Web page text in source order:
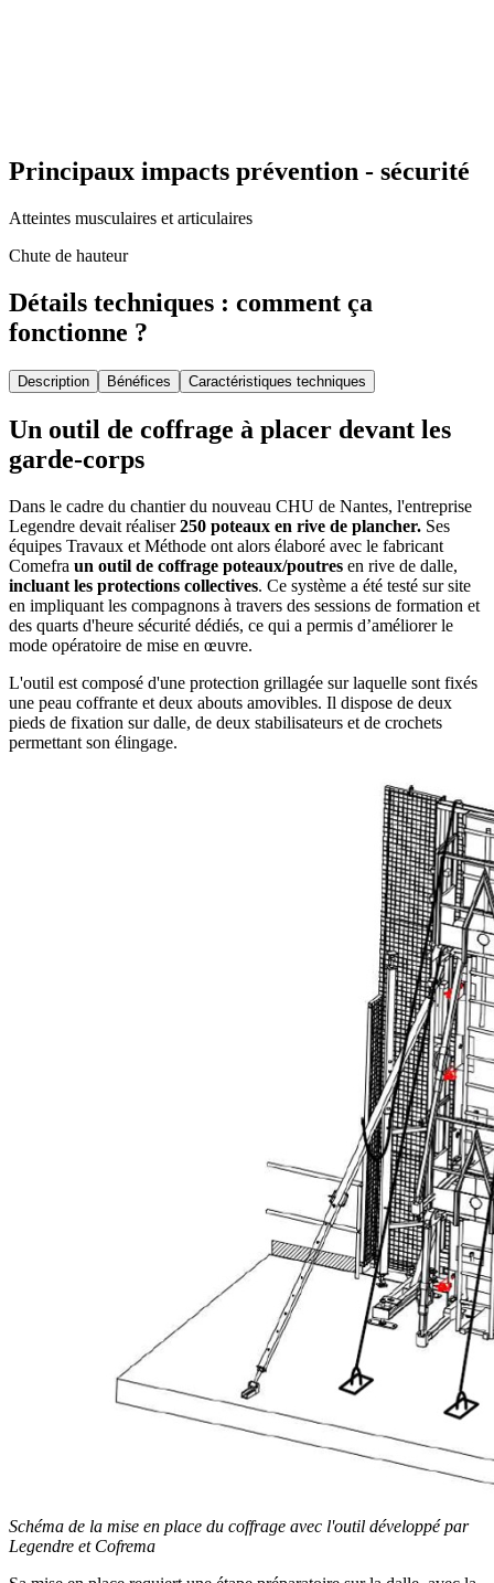
Principaux impacts prévention - sécurité
Atteintes musculaires et articulaires
Chute de hauteur
Détails techniques : comment ça
fonctionne ?
Description Bénéfices Caractéristiques techniques
Un outil de coffrage à placer devant les
garde-corps
Dans le cadre du chantier du nouveau CHU de Nantes, l'entreprise
Legendre devait réaliser250 poteaux en rive de plancher. Ses
équipes Travaux et Méthode ont alors élaboré avec le fabricant
Comefra un outil de coffrage poteaux/poutres en rive de dalle,
incluant les protections collectives. Ce système a été testé sur site
en impliquant les compagnons à travers des sessions de formation et
des quarts d'heure sécurité dédiés, ce qui a permis d’améliorer le
mode opératoire de mise en œuvre.
L'outil est composé d'une protection grillagée sur laquelle sont fixés
une peau coffrante et deux abouts amovibles. Il dispose de deux
pieds de fixation sur dalle, de deux stabilisateurs et de crochets
permettant son élingage.
Schéma de la mise en place du coffrage avec l'outil développé par
Legendre et Cofrema